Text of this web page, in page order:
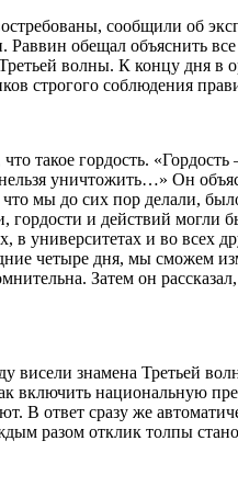
сообщили об
обещал объяснить
волны. К концу дня
строгого соблюдения
такое гордость.
уничтожить…» Он
мы до сих пор делали,
и действий могли
университетах и во
четыре дня, мы сможем
Затем он
знамена Третьей
национальную
В ответ сразу же
разом отклик толпы